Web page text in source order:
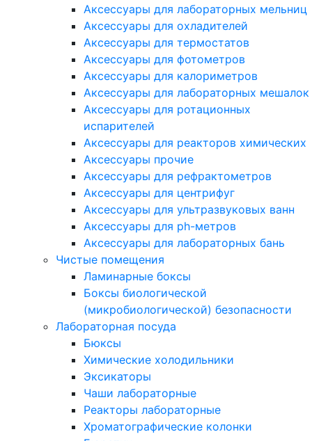
Аксессуары для лабораторных мельниц
Аксессуары для охладителей
Аксессуары для термостатов
Аксессуары для фотометров
Аксессуары для калориметров
Аксессуары для лабораторных мешалок
Аксессуары для ротационных
испарителей
Аксессуары для реакторов химических
Аксессуары прочие
Аксессуары для рефрактометров
Аксессуары для центрифуг
Аксессуары для ультразвуковых ванн
Аксессуары для ph-метров
Аксессуары для лабораторных бань
Чистые помещения
Ламинарные боксы
Боксы биологической
(микробиологической) безопасности
Лабораторная посуда
Бюксы
Химические холодильники
Эксикаторы
Чаши лабораторные
Реакторы лабораторные
Хроматографические колонки